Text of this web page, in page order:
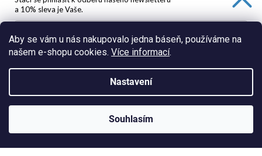
Aby se vám u nás nakupovalo jedna báseň, používáme na
našem e-shopu cookies. Více informací.
Nastavení
Souhlasím
Sledovat na Instagramu
a 10% sleva je Vaše.
Ano, chci se přihlásit
Zásady zpracování osobních údajů